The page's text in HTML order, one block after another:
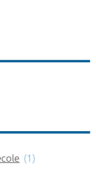
(1)